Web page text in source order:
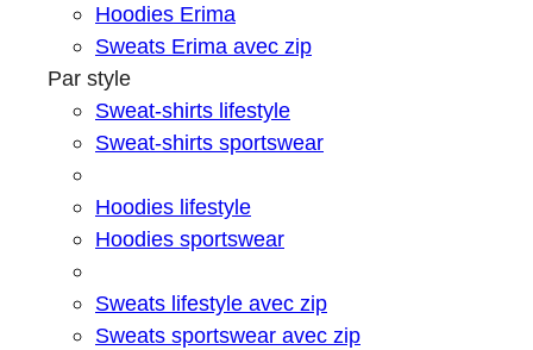
Hoodies Erima
Sweats Erima avec zip
Par style
Sweat-shirts lifestyle
Sweat-shirts sportswear
Hoodies lifestyle
Hoodies sportswear
Sweats lifestyle avec zip
Sweats sportswear avec zip